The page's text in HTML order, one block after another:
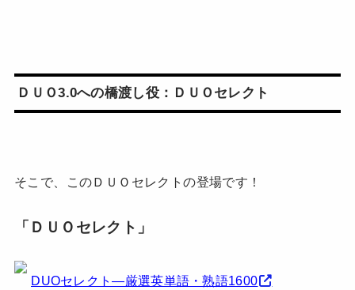
ＤＵＯ3.0への橋渡し役：ＤＵＯセレクト
そこで、このＤＵＯセレクトの登場です！
「ＤＵＯセレクト」
DUOセレクト―厳選英単語・熟語1600